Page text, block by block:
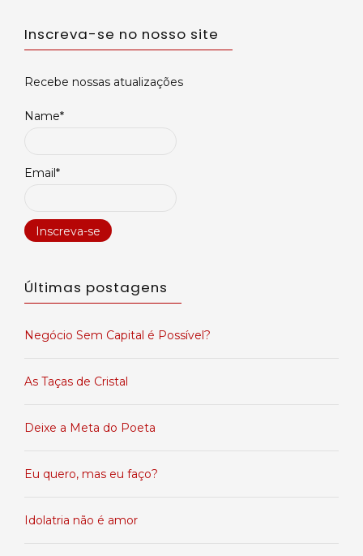
Inscreva-se no nosso site
Recebe nossas atualizações
Name*
Email*
Últimas postagens
Negócio Sem Capital é Possível?
As Taças de Cristal
Deixe a Meta do Poeta
Eu quero, mas eu faço?
Idolatria não é amor